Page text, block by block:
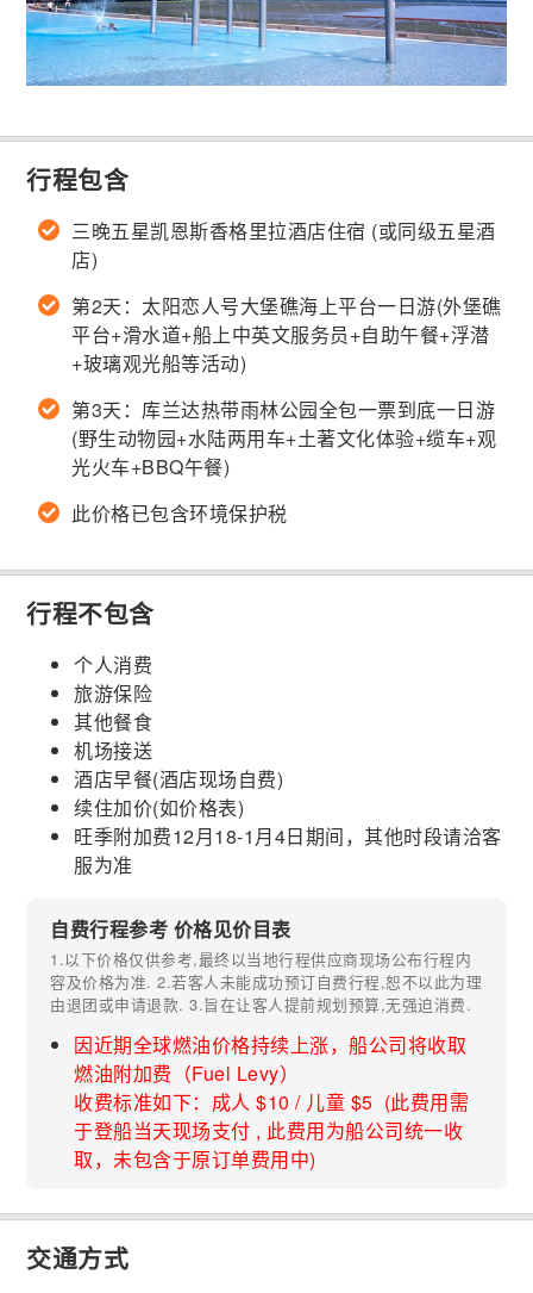
行程包含
三晚五星凯恩斯香格里拉酒店住宿 (或同级五星酒
店)
第2天：太阳恋人号大堡礁海上平台一日游(外堡礁
平台+滑水道+船上中英文服务员+自助午餐+浮潜
+玻璃观光船等活动)
第3天：库兰达热带雨林公园全包一票到底一日游
(野生动物园+水陆两用车+土著文化体验+缆车+观
光火车+BBQ午餐)
此价格已包含环境保护税
行程不包含
个人消费
旅游保险
其他餐食
机场接送
酒店早餐(酒店现场自费)
续住加价(如价格表)
旺季附加费12月18-1月4日期间，其他时段请洽客
服为准
自费行程参考 价格见价目表
1.以下价格仅供参考,最终以当地行程供应商现场公布行程内
容及价格为准. 2.若客人未能成功预订自费行程,恕不以此为理
由退团或申请退款. 3.旨在让客人提前规划预算,无强迫消费.
因近期全球燃油价格持续上涨，船公司将收取
燃油附加费（Fuel Levy）
收费标准如下：成人 $10 / 儿童 $5 (此费用需
于登船当天现场支付 , 此费用为船公司统一收
取，未包含于原订单费用中)
交通方式